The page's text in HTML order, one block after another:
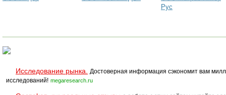
Рус
Исследование рынка.
Достоверная информация сэкономит вам
исследований! megaresearch.ru